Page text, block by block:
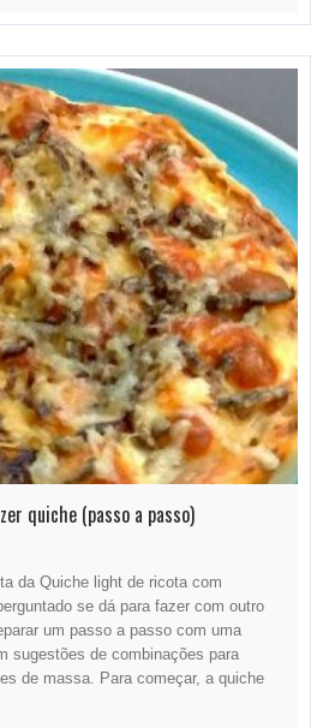
quiche (passo a passo)
da Quiche light de ricota com
se dá para fazer com outro
um passo a passo com uma
sugestões de combinações para
de massa. Para começar, a quiche